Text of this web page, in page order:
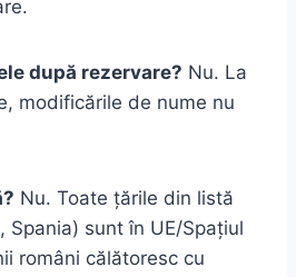
după rezervare? Nu. La
modificările de nume nu
Nu. Toate țările din listă
Spania) sunt în UE/Spațiul
români călătoresc cu